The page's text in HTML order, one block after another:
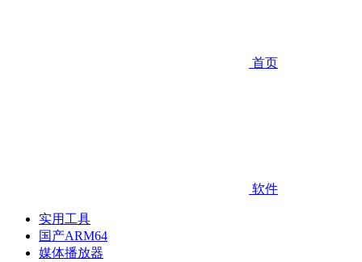
首页
软件
实用工具
国产ARM64
媒体播放器